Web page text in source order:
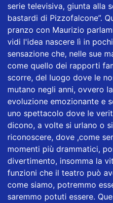
serie televisiva, giunta alla
bastardi di Pizzofalcone”.
pranzo con Maurizio
vidi l'idea nascere lì in
sensazione che, nelle sue
come quello dei rapporti
scorre, del luogo dove le
mutano negli anni, ovvero
evoluzione emozionante e
uno spettacolo dove le
dicono, a volte si urlano o
riconoscere, dove ,come
momenti più drammatici,
divertimento, insomma la
funzioni che il teatro può
come siamo, potremmo
saremmo potuti essere.